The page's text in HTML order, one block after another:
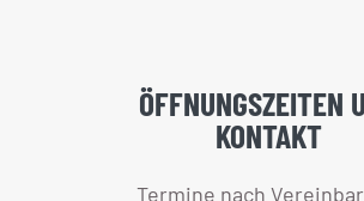
ÖFFNUNGSZEITEN
KONTAKT
Termine nach